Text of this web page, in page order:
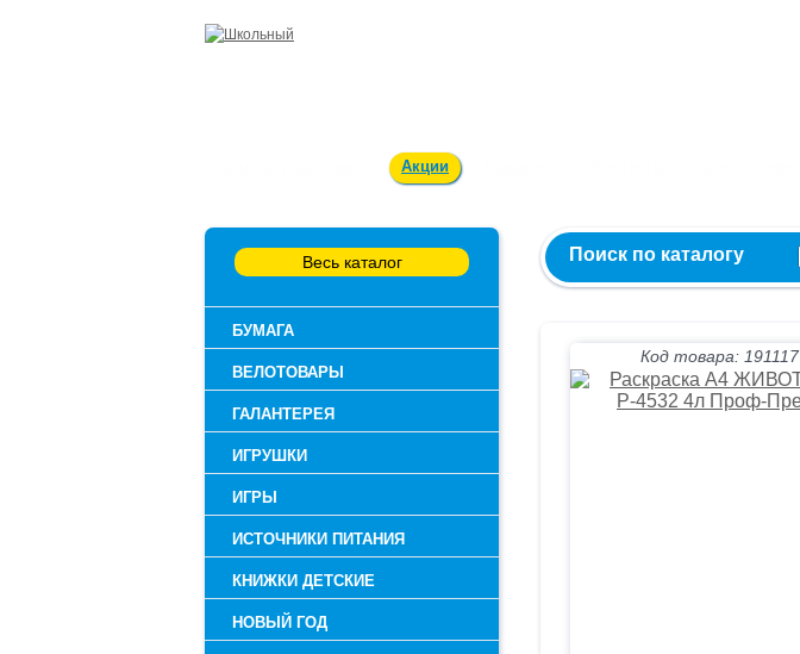
Акции
Весь каталог
БУМАГА
ВЕЛОТОВАРЫ
ГАЛАНТЕРЕЯ
ИГРУШКИ
ИГРЫ
ИСТОЧНИКИ ПИТАНИЯ
КНИЖКИ ДЕТСКИЕ
НОВЫЙ ГОД
Поиск по каталогу
Код товара: 191117